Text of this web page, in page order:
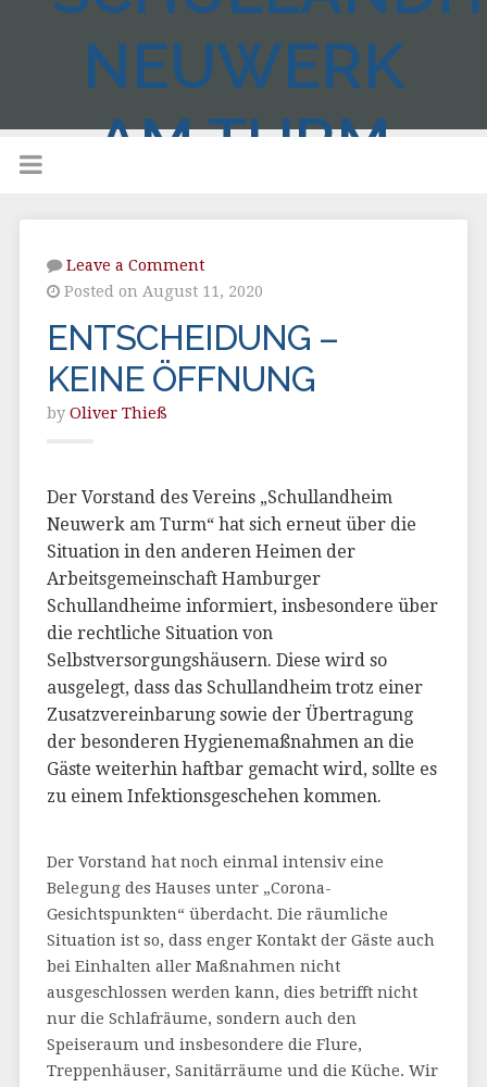
NEUWERK
AM TURM
Leave a Comment
Posted on August 11, 2020
ENTSCHEIDUNG –
KEINE ÖFFNUNG
by Oliver Thieß
Der Vorstand des Vereins „Schullandheim
Neuwerk am Turm“ hat sich erneut über die
Situation in den anderen Heimen der
Arbeitsgemeinschaft Hamburger
Schullandheime informiert, insbesondere über
die rechtliche Situation von
Selbstversorgungshäusern. Diese wird so
ausgelegt, dass das Schullandheim trotz einer
Zusatzvereinbarung sowie der Übertragung
der besonderen Hygienemaßnahmen an die
Gäste weiterhin haftbar gemacht wird, sollte es
zu einem Infektionsgeschehen kommen.
Der Vorstand hat noch einmal intensiv eine
Belegung des Hauses unter „Corona-
Gesichtspunkten“ überdacht. Die räumliche
Situation ist so, dass enger Kontakt der Gäste auch
bei Einhalten aller Maßnahmen nicht
ausgeschlossen werden kann, dies betrifft nicht
nur die Schlafräume, sondern auch den
Speiseraum und insbesondere die Flure,
Treppenhäuser, Sanitärräume und die Küche. Wir